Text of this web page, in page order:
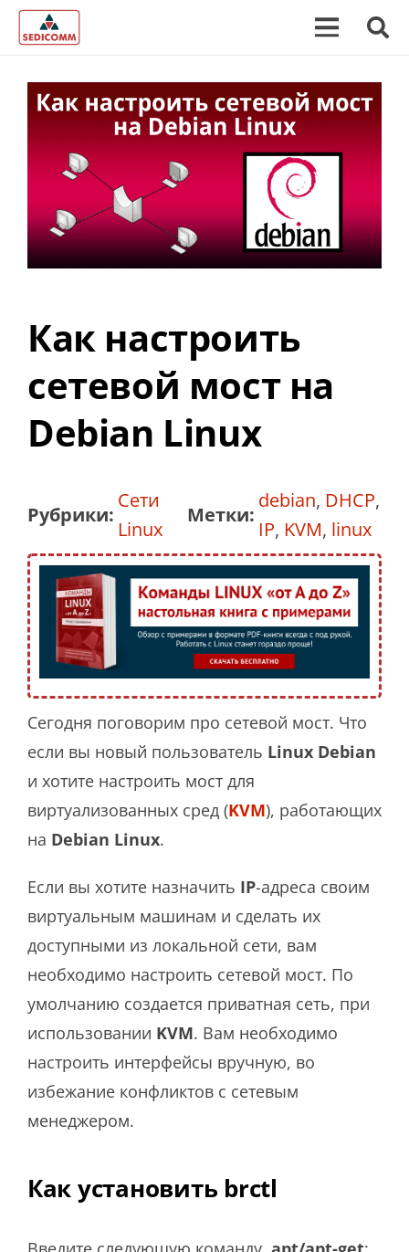
Как настроить
сетевой мост на
Debian Linux
Рубрики:
Сети
Linux
Метки:
debian, DHCP,
IP, KVM, linux
Сегодня поговорим про сетевой мост. Что
если вы новый пользователь Linux Debian
и хотите настроить мост для
виртуализованных сред (KVM), работающих
на Debian Linux.
Если вы хотите назначить IP-адреса своим
виртуальным машинам и сделать их
доступными из локальной сети, вам
необходимо настроить сетевой мост. По
умолчанию создается приватная сеть, при
использовании KVM. Вам необходимо
настроить интерфейсы вручную, во
избежание конфликтов с сетевым
менеджером.
Как установить brctl